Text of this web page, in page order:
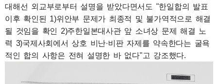
대해선 외교부로부터 설명을 받았다면서도 "한일합의 발표
이후 확인된 1)위안부 문제가 최종적 및 불가역적으로 해결
될 것임을 확인 2)주한일본대사관 앞 소녀상 문제 해결 노
력 3)국제사회에서 상호 비난·비판 자제를 약속한다는 굴욕
적인 합의 사항은 전혀 설명한 바 없다"고 강조했다.